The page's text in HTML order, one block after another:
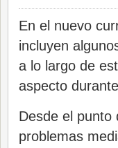
En el nuevo
incluyen
a lo largo de
aspecto
Desde el punto
problemas